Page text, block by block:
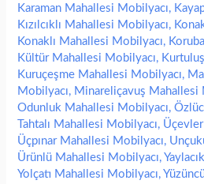
Karaman Mahallesi Mobilyacı,
Kızılcıklı Mahallesi Mobilyacı,
Konaklı Mahallesi Mobilyacı,
Kültür Mahallesi Mobilyacı,
Kuruçeşme Mahallesi Mobilyacı,
Mobilyacı, Minareliçavuş Mahallesi
Odunluk Mahallesi Mobilyacı,
Tahtalı Mahallesi Mobilyacı,
Üçpınar Mahallesi Mobilyacı,
Ürünlü Mahallesi Mobilyacı,
Yolçatı Mahallesi Mobilyacı,